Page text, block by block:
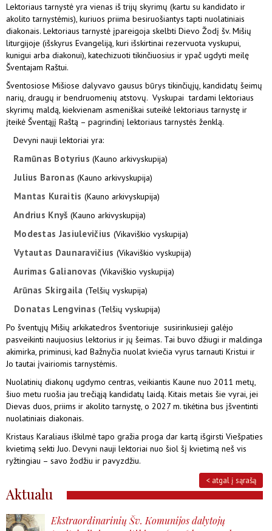
Lektoriaus tarnystė yra vienas iš trijų skyrimų (kartu su kandidato ir
akolito tarnystėmis), kuriuos priima besiruošiantys tapti nuolatiniais
diakonais. Lektoriaus tarnystė įpareigoja skelbti Dievo Žodį šv. Mišių
liturgijoje (išskyrus Evangeliją, kuri išskirtinai rezervuota vyskupui,
kunigui arba diakonui), katechizuoti tikinčiuosius ir ypač ugdyti meilę
Šventajam Raštui.
Šventosiose Mišiose dalyvavo gausus būrys tikinčiųjų, kandidatų šeimų
narių, draugų ir bendruomenių atstovų. Vyskupai tardami lektoriaus
skyrimų maldą, kiekvienam asmeniškai suteikė lektoriaus tarnystę ir
įteikė Šventąjį Raštą – pagrindinį lektoriaus tarnystės ženklą.
Devyni nauji lektoriai yra:
Ramūnas Botyrius(Kauno arkivyskupija)
Julius Baronas(Kauno arkivyskupija)
Mantas Kuraitis (Kauno arkivyskupija)
Andrius Knyš (Kauno arkivyskupija)
Modestas Jasiulevičius (Vikaviškio vyskupija)
Vytautas Daunaravičius (Vikaviškio vyskupija)
Aurimas Galianovas (Vikaviškio vyskupija)
Arūnas Skirgaila (Telšių vyskupija)
Donatas Lengvinas(Telšių vyskupija)
Po šventųjų Mišių arkikatedros šventoriuje susirinkusieji galėjo
pasveikinti naujuosius lektorius ir jų šeimas. Tai buvo džiugi ir maldinga
akimirka, priminusi, kad Bažnyčia nuolat kviečia vyrus tarnauti Kristui ir
Jo tautai įvairiomis tarnystėmis.
Nuolatinių diakonų ugdymo centras, veikiantis Kaune nuo 2011 metų,
šiuo metu ruošia jau trečiąją kandidatų laidą. Kitais metais šie vyrai, jei
Dievas duos, priims ir akolito tarnystę, o 2027 m. tikėtina bus įšventinti
nuolatiniais diakonais.
Kristaus Karaliaus iškilmė tapo gražia proga dar kartą išgirsti Viešpaties
kvietimą sekti Juo. Devyni nauji lektoriai nuo šiol šį kvietimą neš vis
ryžtingiau – savo žodžiu ir pavyzdžiu.
< atgal į sąrašą
Aktualu
Ekstraordinarinių Šv. Komunijos dalytojų